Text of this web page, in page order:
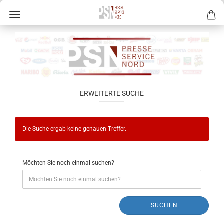
ERWEITERTE SUCHE
Die Suche ergab keine genauen Treffer.
Möchten Sie noch einmal suchen?
SUCHEN